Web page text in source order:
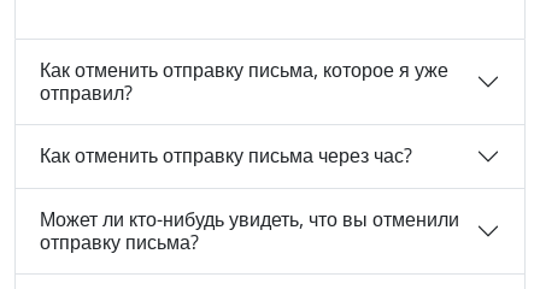
Как отменить отправку письма, которое я уже
отправил?
Как отменить отправку письма через час?
Может ли кто-нибудь увидеть, что вы отменили
отправку письма?